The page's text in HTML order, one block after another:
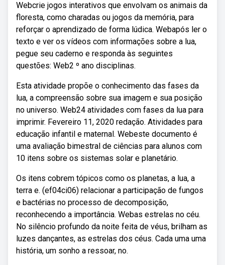
Webcrie jogos interativos que envolvam os animais da
floresta, como charadas ou jogos da memória, para
reforçar o aprendizado de forma lúdica. Webapós ler o
texto e ver os vídeos com informações sobre a lua,
pegue seu caderno e responda às seguintes
questões: Web2 º ano disciplinas.
Esta atividade propõe o conhecimento das fases da
lua, a compreensão sobre sua imagem e sua posição
no universo. Web24 atividades com fases da lua para
imprimir. Fevereiro 11, 2020 redação. Atividades para
educação infantil e maternal. Webeste documento é
uma avaliação bimestral de ciências para alunos com
10 itens sobre os sistemas solar e planetário.
Os itens cobrem tópicos como os planetas, a lua, a
terra e. (ef04ci06) relacionar a participação de fungos
e bactérias no processo de decomposição,
reconhecendo a importância. Webas estrelas no céu.
No silêncio profundo da noite feita de véus, brilham as
luzes dançantes, as estrelas dos céus. Cada uma uma
história, um sonho a ressoar, no.